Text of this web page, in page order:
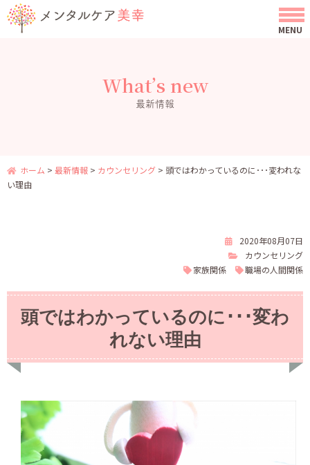
What’s new
最新情報
ホーム > 最新情報 > カウンセリング > 頭ではわかっているのに･･･変われな
い理由
2020年08月07日
カウンセリング
家族関係
職場の人間関係
頭ではわかっているのに･･･変わ
れない理由